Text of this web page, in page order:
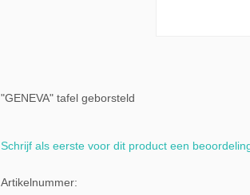
"GENEVA" tafel geborsteld
Schrijf als eerste voor dit product een
Artikelnummer: